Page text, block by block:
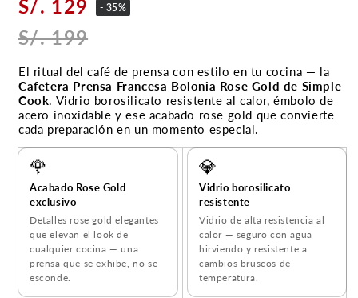
S/. 129 - 35%
S/. 199
El ritual del café de prensa con estilo en tu cocina — la
Cafetera Prensa Francesa Bolonia Rose Gold de Simple
Cook. Vidrio borosilicato resistente al calor, émbolo de
acero inoxidable y ese acabado rose gold que convierte
cada preparación en un momento especial.
🌹
Acabado Rose Gold
exclusivo
Detalles rose gold elegantes
que elevan el look de
cualquier cocina — una
prensa que se exhibe, no se
esconde.
💎
Vidrio borosilicato
resistente
Vidrio de alta resistencia al
calor — seguro con agua
hirviendo y resistente a
cambios bruscos de
temperatura.